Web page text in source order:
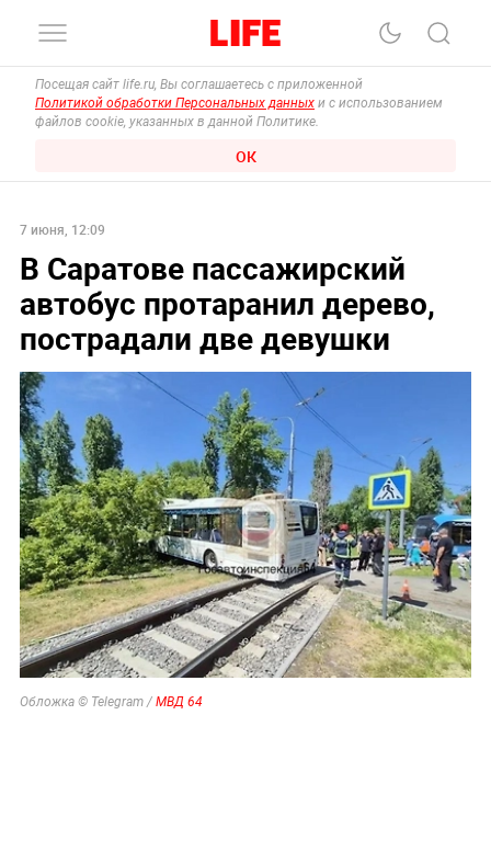
Посещая сайт life.ru, Вы соглашаетесь с приложенной
Политикой обработки Персональных данных и с использованием
файлов cookie, указанных в данной Политике.
ОК
7 июня, 12:09
В Саратове пассажирский
автобус протаранил дерево,
пострадали две девушки
Обложка © Telegram /МВД 64